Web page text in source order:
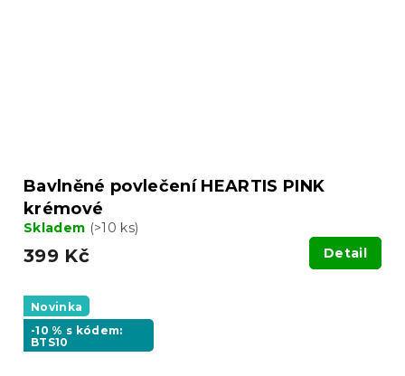
Bavlněné povlečení HEARTIS PINK
krémové
Skladem (>10 ks)
399 Kč Detail
Novinka
-10 % s kódem:
BTS10